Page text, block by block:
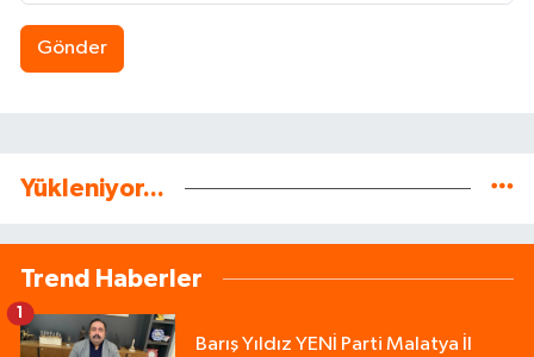
Gönder
Yükleniyor...
Trend Haberler
Barış Yıldız YENİ Parti Malatya İl
1